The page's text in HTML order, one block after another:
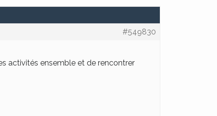
#549830
activités ensemble et de rencontrer